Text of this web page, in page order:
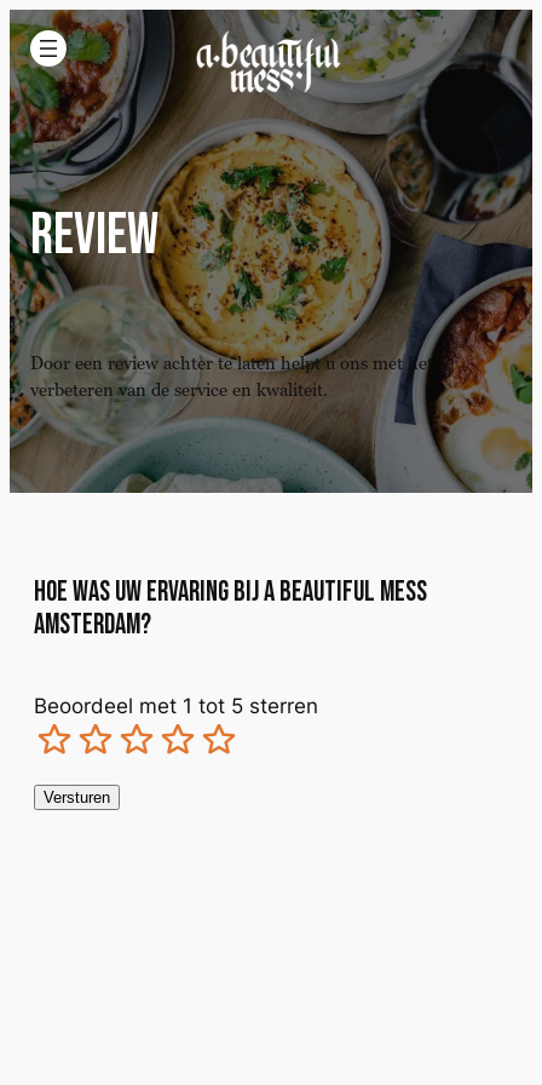
Review
Door een review achter te laten helpt u ons met het
verbeteren van de service en kwaliteit.
Hoe was uw ervaring bij A Beautiful Mess
Amsterdam?
Beoordeel met 1 tot 5 sterren
Excellent
Pretty good
Neutral
Not so great
Terrible
Versturen